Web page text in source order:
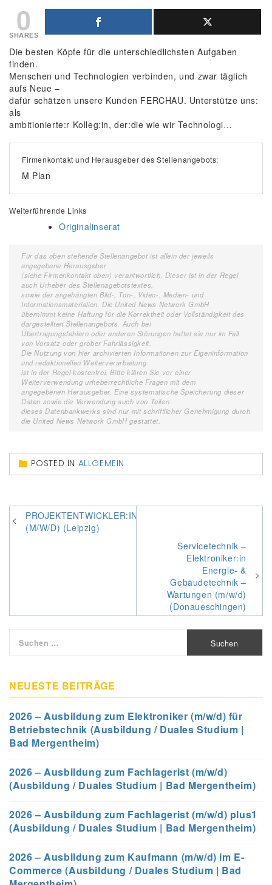
0
SHARES
Die besten Köpfe für die unterschiedlichsten Aufgaben
finden.
Menschen und Technologien verbinden, und zwar täglich
aufs Neue –
dafür schätzen unsere Kunden FERCHAU. Unterstütze uns:
als
ambitionierte:r Kolleg:in, der:die wie wir Technologi…
Firmenkontakt und Herausgeber des Stellenangebots:
M Plan
Weiterführende Links
Originalinserat
Für das oben stehende Stellenangebot ist allein der jeweils
angegebene Herausgeber
(siehe Firmenkontakt oben) verantwortlich. Dieser ist in der Regel
auch Urheber des Stellenagebotstextes,
sowie der angehängten Bild-, Ton-, Video-, Medien- und
Informationsmaterialien. Die United News Network GmbH
übernimmt keine Haftung für die Korrektheit oder Vollständigkeit des
dargestellten Stellenangebots. Auch bei
Übertragungsfehlern oder anderen Störungen haftet sie nur im Fall
von Vorsatz oder grober Fahrlässigkeit.
Die Nutzung von hier archivierten Informationen zur Eigeninformation
und redaktionellen Weiterverarbeitung
ist in der Regel kostenfrei. Bitte klären Sie vor einer
Weiterverwendung urheberrechtliche Fragen mit dem
angegebenen Herausgeber. Eine systematische Speicherung dieser
Daten sowie die Verwendung auch von Teilen
dieses Datenbankwerks sind nur mit schriftlicher Genehmigung durch
die United News Network GmbH gestattet.
POSTED IN ALLGEMEIN
Beitragsnavigation
PROJEKTENTWICKLER:IN
(M/W/D) (Leipzig)
Servicetechnik –
Elektroniker:in
Energie- &
Gebäudetechnik –
Wartungen (m/w/d)
(Donaueschingen)
nach:
NEUESTE BEITRÄGE
2026 – Ausbildung zum Elektroniker (m/w/d) für
Betriebstechnik (Ausbildung / Duales Studium |
Bad Mergentheim)
2026 – Ausbildung zum Fachlagerist (m/w/d)
(Ausbildung / Duales Studium | Bad Mergentheim)
2026 – Ausbildung zum Fachlagerist (m/w/d) plus1
(Ausbildung / Duales Studium | Bad Mergentheim)
2026 – Ausbildung zum Kaufmann (m/w/d) im E-
Commerce (Ausbildung / Duales Studium | Bad